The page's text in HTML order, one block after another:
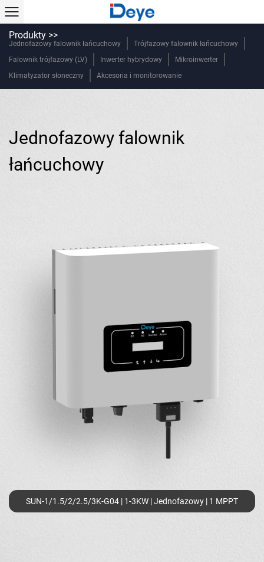
Produkty >>
Jednofazowy falownik łańcuchowy
Trójfazowy falownik łańcuchowy
Falownik trójfazowy (LV)
Inwerter hybrydowy
Mikroinwerter
Klimatyzator słoneczny
Akcesoria i monitorowanie
Jednofazowy falownik
łańcuchowy
SUN-1/1.5/2/2.5/3K-G04 | 1-3KW | Jednofazowy | 1 MPPT